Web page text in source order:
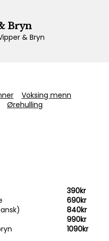
Bryn
& Bryn
Voksing menn
Ørehulling
390kr
690kr
840kr
990kr
1090kr